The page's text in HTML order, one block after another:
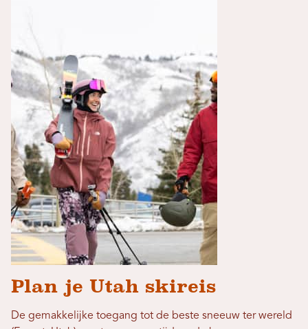
Plan je Utah skireis
De gemakkelijke toegang tot de beste sneeuw ter wereld